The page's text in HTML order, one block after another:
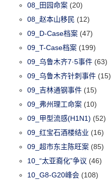
08_田园命案 (20)
08_赵本山移民 (12)
09_D-Case档案 (47)
09_T-Case档案 (199)
09_乌鲁木齐7·5事件 (63)
09_乌鲁木齐针刺事件 (15)
09_吉林通钢事件 (15)
09_弗州理工命案 (10)
09_甲型流感(H1N1) (52)
09_红宝石酒楼结业 (16)
09_超市东主陈旺案 (85)
10_“太亚裔化”争议 (46)
10_G8-G20峰会 (108)